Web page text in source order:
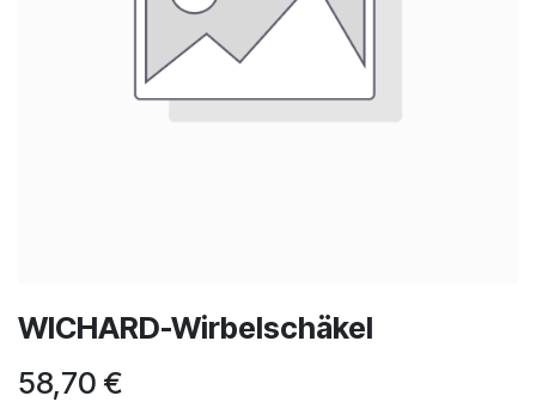
WICHARD-Wirbelschäkel
58,70 €